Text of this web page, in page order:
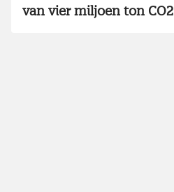
van vier miljoen ton